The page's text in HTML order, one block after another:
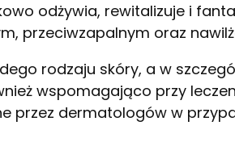
odżywia, rewitalizuje i
przeciwzapalnym oraz
rodzaju skóry, a w
wspomagająco przy
przez dermatologów w